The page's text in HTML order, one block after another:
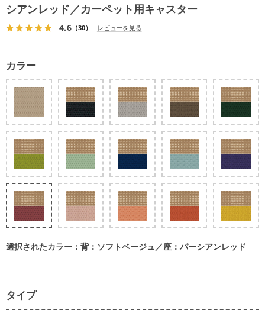
シアンレッド／カーペット用キャスター
4.6（30） レビューを見る
カラー
選択されたカラー：背：ソフトベージュ／座：パーシアンレッド
タイプ